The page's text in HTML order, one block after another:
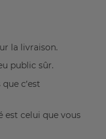
la livraison.
public sûr.
c’est
est celui que vous